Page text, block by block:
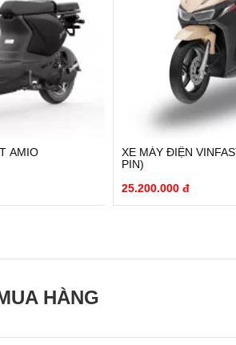
AMIO
XE MÁY ĐIỆN
PIN)
25.200.000 đ
HÀNG